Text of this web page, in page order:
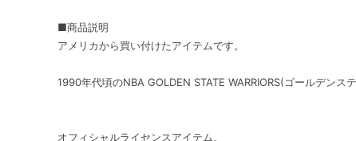
■商品説明
アメリカから買い付けたアイテムです。
1990年代頃のNBA GOLDEN STATE WARRIORS(ゴールデンス
オフィシャルライセンスアイテム。